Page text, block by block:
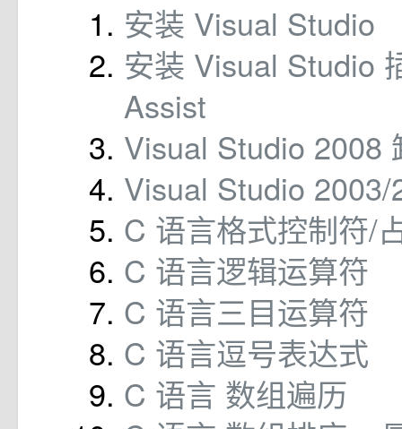
安装 Visual Studio
安装 Visual Studio
Assist
Visual Studio 2008
Visual Studio 2003/
C 语言格式控制符/
C 语言逻辑运算符
C 语言三目运算符
C 语言逗号表达式
C 语言 数组遍历